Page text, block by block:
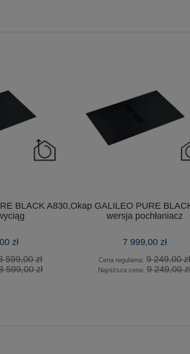
BLACK A830,
zł
599,00 zł
599,00 zł
Okap GALILEO PURE
wersja pochłaniacz
7 999,00 zł
Cena regularna: 9 249,00 zł
Najniższa cena: 9 249,00